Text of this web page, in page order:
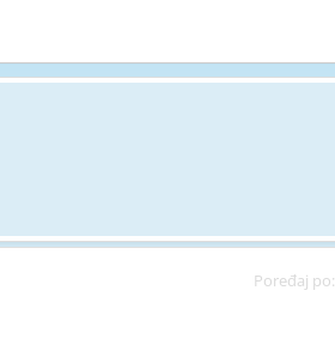
Poređaj po: